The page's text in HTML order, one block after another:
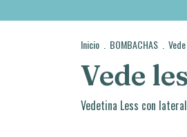
Inicio BOMBACHAS
Vede
Vedetina Less con